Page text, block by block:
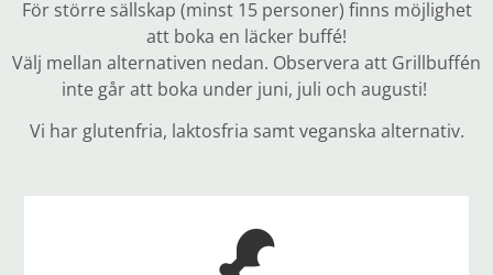
För större sällskap (minst 15 personer) finns möjlighet
att boka en läcker buffé!
Välj mellan alternativen nedan. Observera att Grillbuffén
inte går att boka under juni, juli och augusti!
Vi har glutenfria, laktosfria samt veganska alternativ.